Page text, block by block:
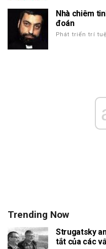
Nhà chiêm
đoán
Phát triển trí tuệ
Trending Now
Strugatsky
tắt của các